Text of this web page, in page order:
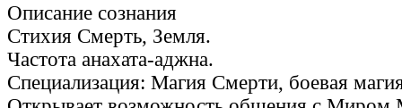
Описание сознания
Стихия Смерть, Земля.
Частота анахата-аджна.
Специализация: Магия Смерти, боевая